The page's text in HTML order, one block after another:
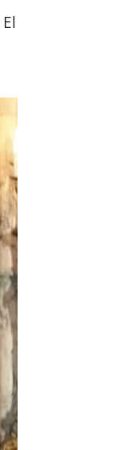
El